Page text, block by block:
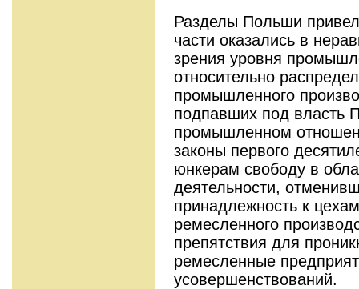
Разделы Польши
части оказались в
зрения уровня
относительно
промышленного
подпавших под власть
промышленном
законы первого
юнкерам свободу в
деятельности,
принадлежность к
ремесленного
препятствия для
ремесленные
усовершенствований.